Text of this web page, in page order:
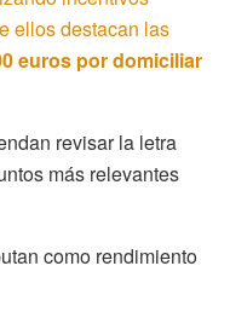
ellos destacan las
euros por domiciliar
revisar la letra
más relevantes
como rendimiento